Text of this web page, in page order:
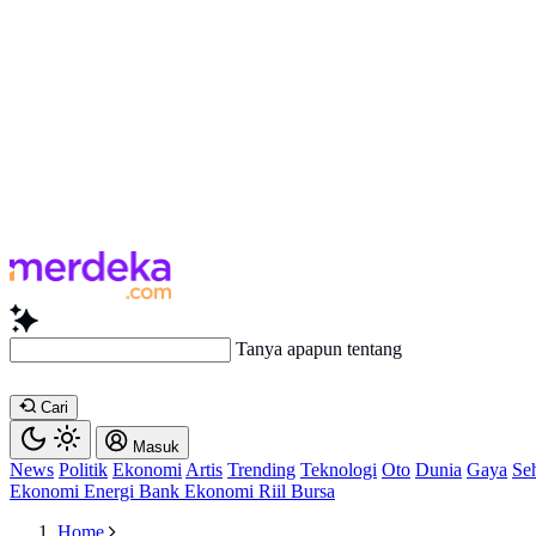
Tanya apapun tentang artikel ini
Cari
Masuk
News Politik Ekonomi Artis Trending Teknologi Oto Dunia Gaya
Ekonomi Energi Bank Ekonomi Riil Bursa
Home